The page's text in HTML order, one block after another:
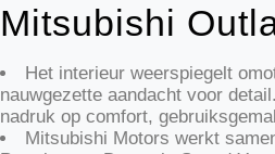
Mitsubishi
Het interieur weerspiegelt
nauwgezette aandacht voor
nadruk op comfort,
Mitsubishi Motors werkt